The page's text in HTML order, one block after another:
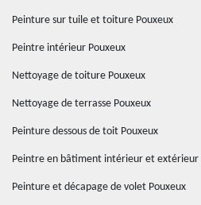
Peinture sur tuile et toiture Pouxeux
Peintre intérieur Pouxeux
Nettoyage de toiture Pouxeux
Nettoyage de terrasse Pouxeux
Peinture dessous de toit Pouxeux
Peintre en bâtiment intérieur et extérieur
Peinture et décapage de volet Pouxeux